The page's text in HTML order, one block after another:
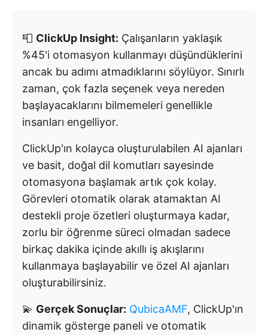
📮 ClickUp Insight: Çalışanların yaklaşık
%45'i otomasyon kullanmayı düşündüklerini
ancak bu adımı atmadıklarını söylüyor. Sınırlı
zaman, çok fazla seçenek veya nereden
başlayacaklarını bilmemeleri genellikle
insanları engelliyor.
ClickUp'ın kolayca oluşturulabilen AI ajanları
ve basit, doğal dil komutları sayesinde
otomasyona başlamak artık çok kolay.
Görevleri otomatik olarak atamaktan AI
destekli proje özetleri oluşturmaya kadar,
zorlu bir öğrenme süreci olmadan sadece
birkaç dakika içinde akıllı iş akışlarını
kullanmaya başlayabilir ve özel AI ajanları
oluşturabilirsiniz.
💫 Gerçek Sonuçlar: QubicaAMF, ClickUp'ın
dinamik gösterge paneli ve otomatik